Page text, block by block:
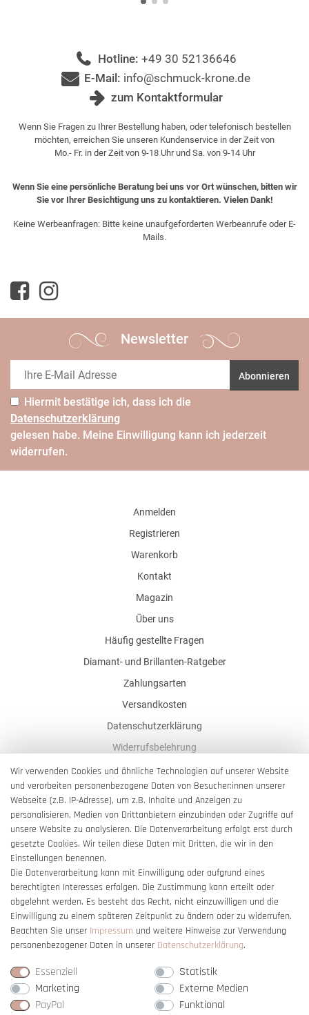
Hotline: +49 30 52136646
E-Mail: info@schmuck-krone.de
zum Kontaktformular
Wenn Sie Fragen zu Ihrer Bestellung haben, oder telefonisch bestellen
möchten, erreichen Sie unseren Kundenservice in der Zeit von
Mo.- Fr. in der Zeit von 9-18 Uhr und Sa. von 9-14 Uhr
Wenn Sie eine persönliche Beratung bei uns vor Ort wünschen, bitten wir
Sie vor Ihrer Besichtigung uns zu kontaktieren. Vielen Dank!
Keine Werbeanfragen: Bitte keine unaufgeforderten Werbeanrufe oder E-
Mails.
Newsletter
Abonnieren
Hiermit bestätige ich, dass ich die
Daten­schutz­erklärung
gelesen habe. Meine Einwilligung kann ich jederzeit
widerrufen.
Anmelden
Registrieren
Warenkorb
Kontakt
Magazin
Über uns
Häufig gestellte Fragen
Diamant- und Brillanten-Ratgeber
Zahlungsarten
Versandkosten
Datenschutzerklärung
Widerrufsbelehrung
AGB
Impressum
Barrierefreiheitserklärung
Vertrag widerrufen
Wir verwenden Cookies und ähnliche Technologien auf unserer Website
und verarbeiten personenbezogene Daten von Besucher:innen unserer
Webseite (z.B. IP-Adresse), um z.B. Inhalte und Anzeigen zu
personalisieren, Medien von Drittanbietern einzubinden oder Zugriffe auf
unsere Website zu analysieren. Die Datenverarbeitung erfolgt erst durch
gesetzte Cookies. Wir teilen diese Daten mit Dritten, die wir in den
Einstellungen benennen.
Die Datenverarbeitung kann mit Einwilligung oder aufgrund eines
berechtigten Interesses erfolgen. Die Zustimmung kann erteilt oder
abgelehnt werden. Es besteht das Recht, nicht einzuwilligen und die
Einwilligung zu einem späteren Zeitpunkt zu ändern oder zu widerrufen.
Beachten Sie unser Impressum und weitere Hinweise zur Verwendung
personenbezogener Daten in unserer Daten­schutz­erklärung.
Essenziell
Statistik
Marketing
Externe Medien
PayPal
Funktional